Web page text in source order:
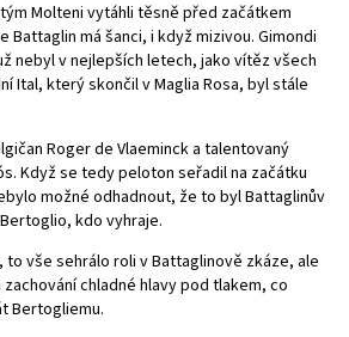
Molteni vytáhli těsně před začátkem
Battaglin má šanci, i když mizivou. Gimondi
nebyl v nejlepších letech, jako vítěz všech
Ital, který skončil v Maglia Rosa, byl stále
Roger de Vlaeminck a talentovaný
Když se tedy peloton seřadil na začátku
možné odhadnout, že to byl Battaglinův
kdo vyhraje.
to vše sehrálo roli v Battaglinově zkáze, ale
chladné hlavy pod tlakem, co
Bertogliemu.